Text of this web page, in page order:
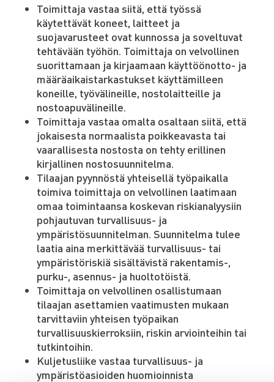
Toimittaja vastaa siitä, että työssä
käytettävät koneet, laitteet ja
suojavarusteet ovat kunnossa ja soveltuvat
tehtävään työhön. Toimittaja on velvollinen
suorittamaan ja kirjaamaan käyttöönotto- ja
määräaikaistarkastukset käyttämilleen
koneille, työvälineille, nostolaitteille ja
nostoapuvälineille.
Toimittaja vastaa omalta osaltaan siitä, että
jokaisesta normaalista poikkeavasta tai
vaarallisesta nostosta on tehty erillinen
kirjallinen nostosuunnitelma.
Tilaajan pyynnöstä yhteisellä työpaikalla
toimiva toimittaja on velvollinen laatimaan
omaa toimintaansa koskevan riskianalyysiin
pohjautuvan turvallisuus- ja
ympäristösuunnitelman. Suunnitelma tulee
laatia aina merkittävää turvallisuus- tai
ympäristöriskiä sisältävistä rakentamis-,
purku-, asennus- ja huoltotöistä.
Toimittaja on velvollinen osallistumaan
tilaajan asettamien vaatimusten mukaan
tarvittaviin yhteisen työpaikan
turvallisuuskierroksiin, riskin arviointeihin tai
tutkintoihin.
Kuljetusliike vastaa turvallisuus- ja
ympäristöasioiden huomioinnista